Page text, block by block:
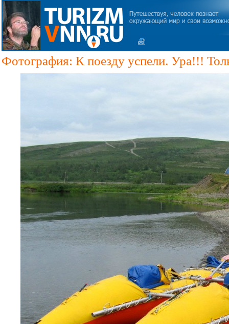
Фотография: К поезду успели. Ура!!!